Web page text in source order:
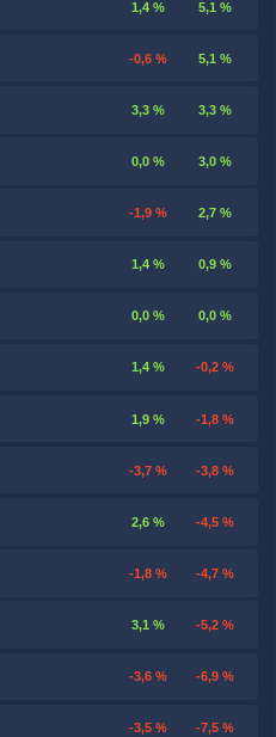
1,4 % 5,1 %
-0,6 % 5,1 %
3,3 % 3,3 %
0,0 % 3,0 %
-1,9 % 2,7 %
1,4 % 0,9 %
0,0 % 0,0 %
1,4 % -0,2 %
1,9 % -1,8 %
-3,7 % -3,8 %
2,6 % -4,5 %
-1,8 % -4,7 %
3,1 % -5,2 %
-3,6 % -6,9 %
-3,5 % -7,5 %